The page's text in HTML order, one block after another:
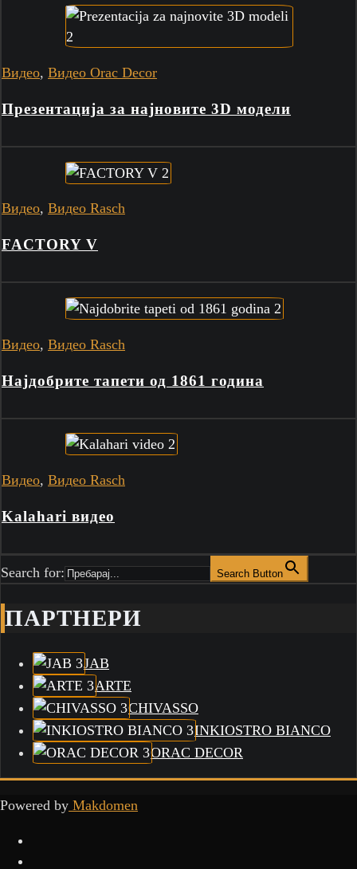
Видео, Видео Orac Decor
Презентација за најновите 3D модели
Видео, Видео Rasch
FACTORY V
Видео, Видео Rasch
Најдобрите тапети од 1861 година
Видео, Видео Rasch
Kalahari видео
Search for: Search Button
ПАРТНЕРИ
JAB
ARTE
CHIVASSO
INKIOSTRO BIANCO
ORAC DECOR
Powered by Makdomen